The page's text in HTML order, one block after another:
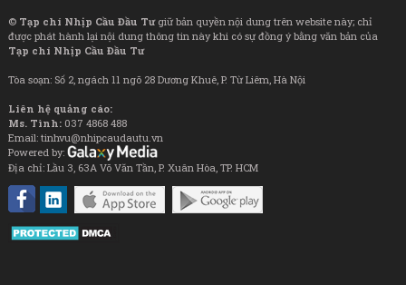
© Tạp chí Nhịp Cầu Đầu Tưgiữ bản quyền nội dung trên website này; chỉ
được phát hành lại nội dung thông tin này khi có sự đồng ý bằng văn bản của
Tạp chí Nhịp Cầu Đầu Tư
Tòa soạn: Số 2, ngách 11 ngõ 28 Dương Khuê, P. Từ Liêm, Hà Nội
Liên hệ quảng cáo:
Ms. Tình: 037 4868 488
Email: tinhvu@nhipcaudautu.vn
Powered by:
Địa chỉ: Lầu 3, 63A Võ Văn Tần, P. Xuân Hòa, TP. HCM